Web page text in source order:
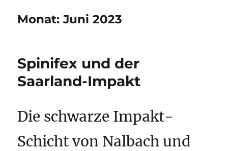
Monat:Juni 2023
Spinifex und der
Saarland-Impakt
Die schwarze Impakt-
Schicht von Nalbach und